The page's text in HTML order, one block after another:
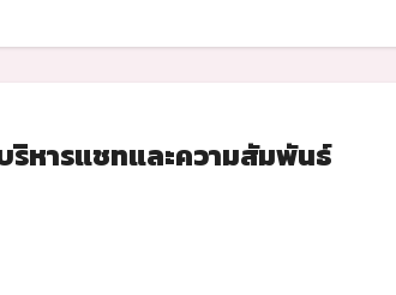
หารแชทและความสัมพันธ์